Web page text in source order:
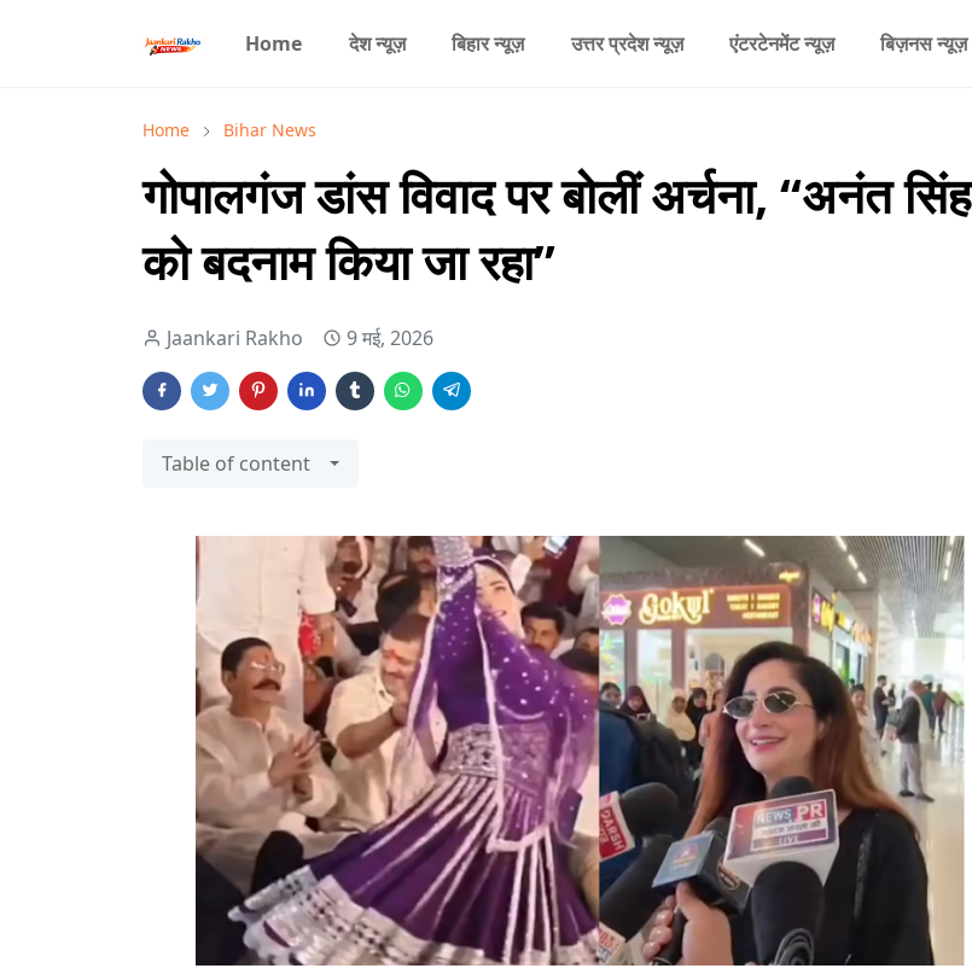
Home देश न्यूज़ बिहार न्यूज़ उत्तर प्रदेश न्यूज़ एंटरटेनमेंट न्यूज़ बिज़नस न्यूज़
Home Bihar News
गोपालगंज डांस विवाद पर बोलीं अर्चना, “अनंत सिंह
को बदनाम किया जा रहा”
Jaankari Rakho 9 मई, 2026
Table of content